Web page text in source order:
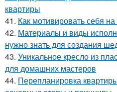
квартиры
41. Как мотивировать себя
42. Материалы и виды
нужно знать для создания
43. Уникальное кресло из
для домашних мастеров
44. Перепланировка